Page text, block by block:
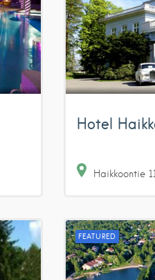
Hotel
Haikkoontie
FEATURED